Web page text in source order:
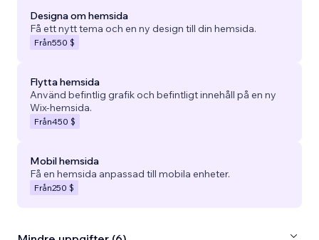
Designa om hemsida
Få ett nytt tema och en ny design till din hemsida.
Från550 $
Flytta hemsida
Använd befintlig grafik och befintligt innehåll på en ny
Wix-hemsida.
Från450 $
Mobil hemsida
Få en hemsida anpassad till mobila enheter.
Från250 $